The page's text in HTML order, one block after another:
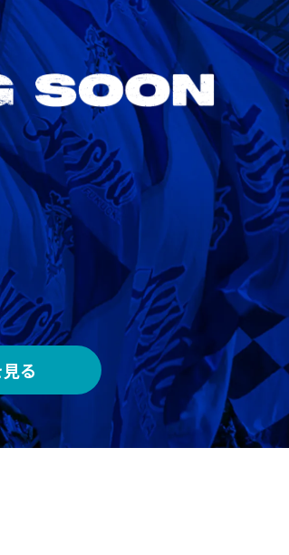
8/22Sat. 18:00
VS
AWAY
メルカリスタジアム
る